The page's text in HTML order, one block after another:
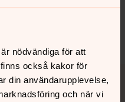
nödvändiga för att
också kakor för
din användarupplevelse,
och när vi